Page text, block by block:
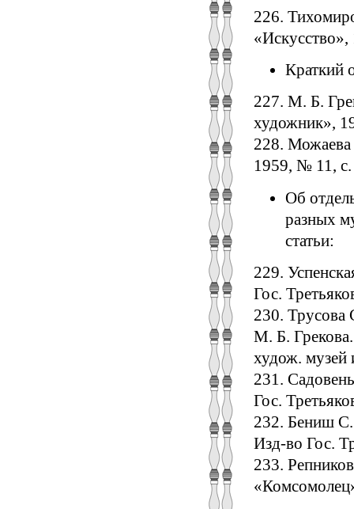
226.
Краткий
227. М. Б.
художник»,
228. Можаева
1959, № 11,
Об
разных
статьи:
229.
Гос.
230. Трусова
М. Б.
худож. музей
231.
Гос.
232. Бениш
Изд-во Гос.
233.